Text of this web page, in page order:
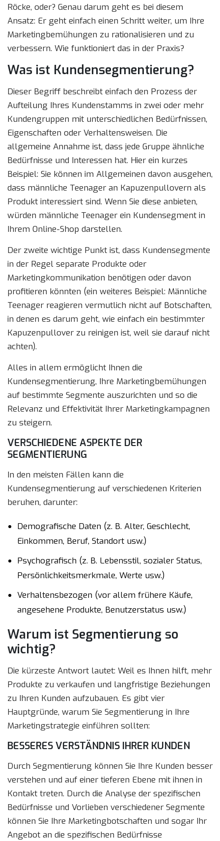
Röcke, oder? Genau darum geht es bei diesem
Ansatz: Er geht einfach einen Schritt weiter, um Ihre
Marketingbemühungen zu rationalisieren und zu
verbessern. Wie funktioniert das in der Praxis?
Was ist Kundensegmentierung?
Dieser Begriff beschreibt einfach den Prozess der
Aufteilung Ihres Kundenstamms in zwei oder mehr
Kundengruppen mit unterschiedlichen Bedürfnissen,
Eigenschaften oder Verhaltensweisen. Die
allgemeine Annahme ist, dass jede Gruppe ähnliche
Bedürfnisse und Interessen hat. Hier ein kurzes
Beispiel: Sie können im Allgemeinen davon ausgehen,
dass männliche Teenager an Kapuzenpullovern als
Produkt interessiert sind. Wenn Sie diese anbieten,
würden männliche Teenager ein Kundensegment in
Ihrem Online-Shop darstellen.
Der zweite wichtige Punkt ist, dass Kundensegmente
in der Regel separate Produkte oder
Marketingkommunikation benötigen oder davon
profitieren könnten (ein weiteres Beispiel: Männliche
Teenager reagieren vermutlich nicht auf Botschaften,
in denen es darum geht, wie einfach ein bestimmter
Kapuzenpullover zu reinigen ist, weil sie darauf nicht
achten).
Alles in allem ermöglicht Ihnen die
Kundensegmentierung, Ihre Marketingbemühungen
auf bestimmte Segmente auszurichten und so die
Relevanz und Effektivität Ihrer Marketingkampagnen
zu steigern.
VERSCHIEDENE ASPEKTE DER
SEGMENTIERUNG
In den meisten Fällen kann die
Kundensegmentierung auf verschiedenen Kriterien
beruhen, darunter:
Demografische Daten (z. B. Alter, Geschlecht,
Einkommen, Beruf, Standort usw.)
Psychografisch (z. B. Lebensstil, sozialer Status,
Persönlichkeitsmerkmale, Werte usw.)
Verhaltensbezogen (vor allem frühere Käufe,
angesehene Produkte, Benutzerstatus usw.)
Warum ist Segmentierung so
wichtig?
Die kürzeste Antwort lautet: Weil es Ihnen hilft, mehr
Produkte zu verkaufen und langfristige Beziehungen
zu Ihren Kunden aufzubauen. Es gibt vier
Hauptgründe, warum Sie Segmentierung in Ihre
Marketingstrategie einführen sollten:
BESSERES VERSTÄNDNIS IHRER KUNDEN
Durch Segmentierung können Sie Ihre Kunden besser
verstehen und auf einer tieferen Ebene mit ihnen in
Kontakt treten. Durch die Analyse der spezifischen
Bedürfnisse und Vorlieben verschiedener Segmente
können Sie Ihre Marketingbotschaften und sogar Ihr
Angebot an die spezifischen Bedürfnisse